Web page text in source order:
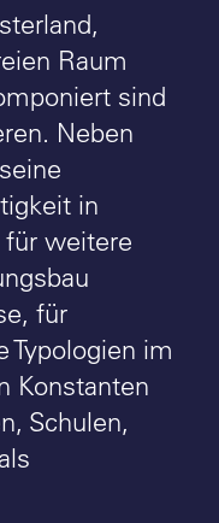
Raum
sind
Neben
in
weitere
für
Typologien im
Konstanten
Schulen,